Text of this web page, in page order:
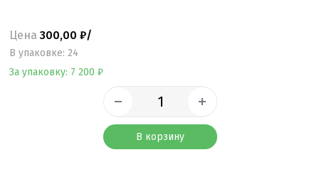
Цена 300,00 ₽/
B упаковке: 24
За упаковку: 7 200 ₽
В корзину